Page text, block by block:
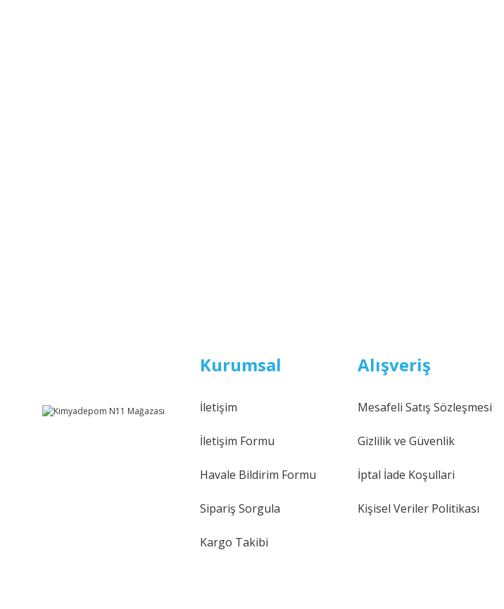
Kurumsal
İletişim
İletişim Formu
Havale Bildirim Formu
Sipariş Sorgula
Kargo Takibi
Alışveriş
Mesafeli Satış Sözleşmesi
Gizlilik ve Güvenlik
İptal İade Koşullari
Kişisel Veriler Politikası